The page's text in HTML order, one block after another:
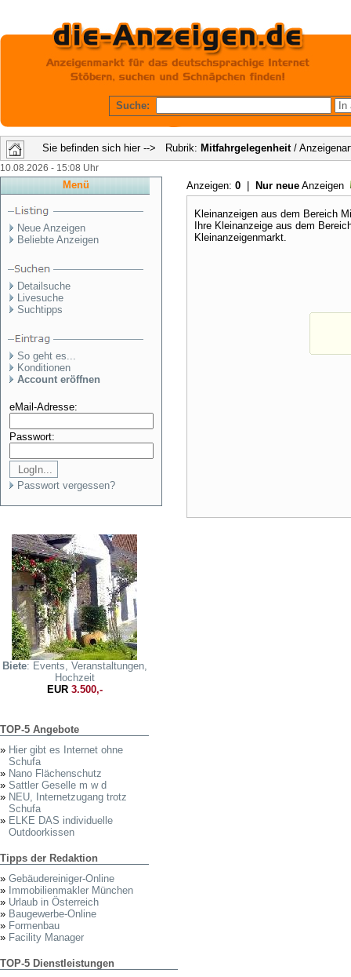
Suche:
Sie befinden sich hier --> Rubrik: Mitfahrgelegenheit/
10.08.2026 - 15:08 Uhr
Menü
Neue Anzeigen
Beliebte Anzeigen
Detailsuche
Livesuche
Suchtipps
So geht es...
Konditionen
Account eröffnen
eMail-Adresse:
Passwort:
Passwort vergessen?
Biete: Events, Veranstaltungen,
Hochzeit
EUR3.500,-
TOP-5 Angebote
» Hier gibt es Internet ohne
Schufa
» Nano Flächenschutz
» Sattler Geselle m w d
» NEU, Internetzugang trotz
Schufa
» ELKE DAS individuelle
Outdoorkissen
Tipps der Redaktion
» Gebäudereiniger-Online
» Immobilienmakler München
» Urlaub in Österreich
» Baugewerbe-Online
» Formenbau
» Facility Manager
TOP-5 Dienstleistungen
Anzeigen: 0 Nur neue Anzeigen
Kleinanzeigen aus dem Bereich
Ihre Kleinanzeige aus dem
Kleinanzeigenmarkt.